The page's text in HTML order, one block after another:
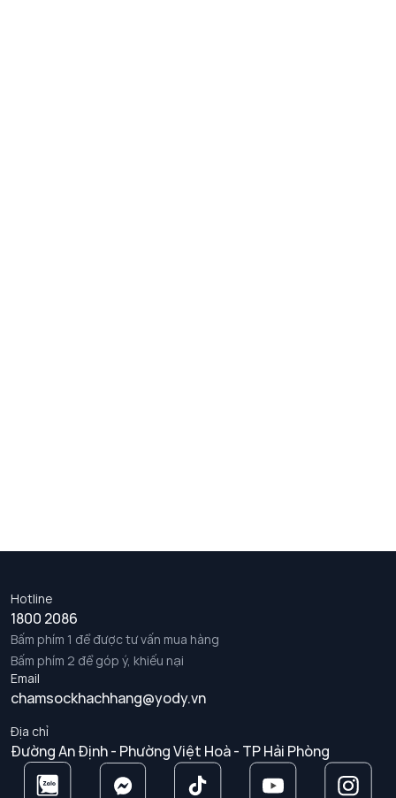
Hotline
1800 2086
Bấm phím 1 để được tư vấn mua hàng
Bấm phím 2 để góp ý, khiếu nại
Email
chamsockhachhang@yody.vn
Địa chỉ
Đường An Định - Phường Việt Hoà - TP Hải Phòng